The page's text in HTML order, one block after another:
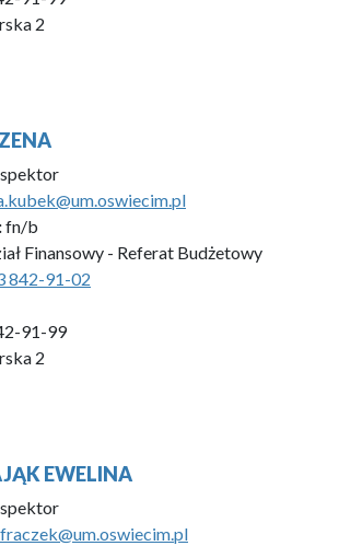
2
fn/b
Finansowy - Referat Budżetowy
842-91-02
91-99
2
EWELINA